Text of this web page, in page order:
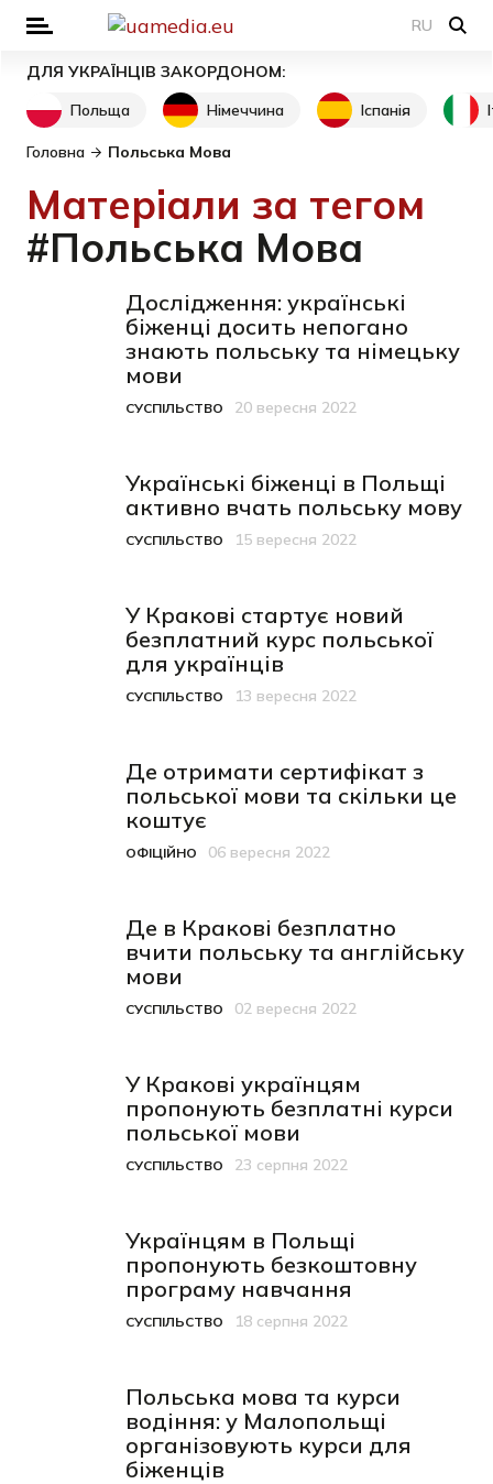
RU
ДЛЯ УКРАЇНЦІВ ЗАКОРДОНОМ:
Польща
Німеччина Іспанія
Головна Польська Мова
Матеріали за тегом
#Польська Мова
Дослідження: українські
біженці досить непогано
знають польську та німецьку
мови
Категорія
СУСПІЛЬСТВО
Дата публікації20 вересня 2022
Українські біженці в Польщі
активно вчать польську мову
Категорія
СУСПІЛЬСТВО
Дата публікації15 вересня 2022
У Кракові стартує новий
безплатний курс польської
для українців
Категорія
СУСПІЛЬСТВО
Дата публікації13 вересня 2022
Де отримати сертифікат з
польської мови та скільки це
коштує
Категорія
ОФІЦІЙНО
Дата публікації
06 вересня 2022
Де в Кракові безплатно
вчити польську та англійську
мови
Категорія
СУСПІЛЬСТВО
Дата публікації02 вересня 2022
У Кракові українцям
пропонують безплатні курси
польської мови
Категорія
СУСПІЛЬСТВО
Дата публікації23 серпня 2022
Українцям в Польщі
пропонують безкоштовну
програму навчання
Категорія
СУСПІЛЬСТВО
Дата публікації18 серпня 2022
Польська мова та курси
водіння: у Малопольщі
організовують курси для
біженців